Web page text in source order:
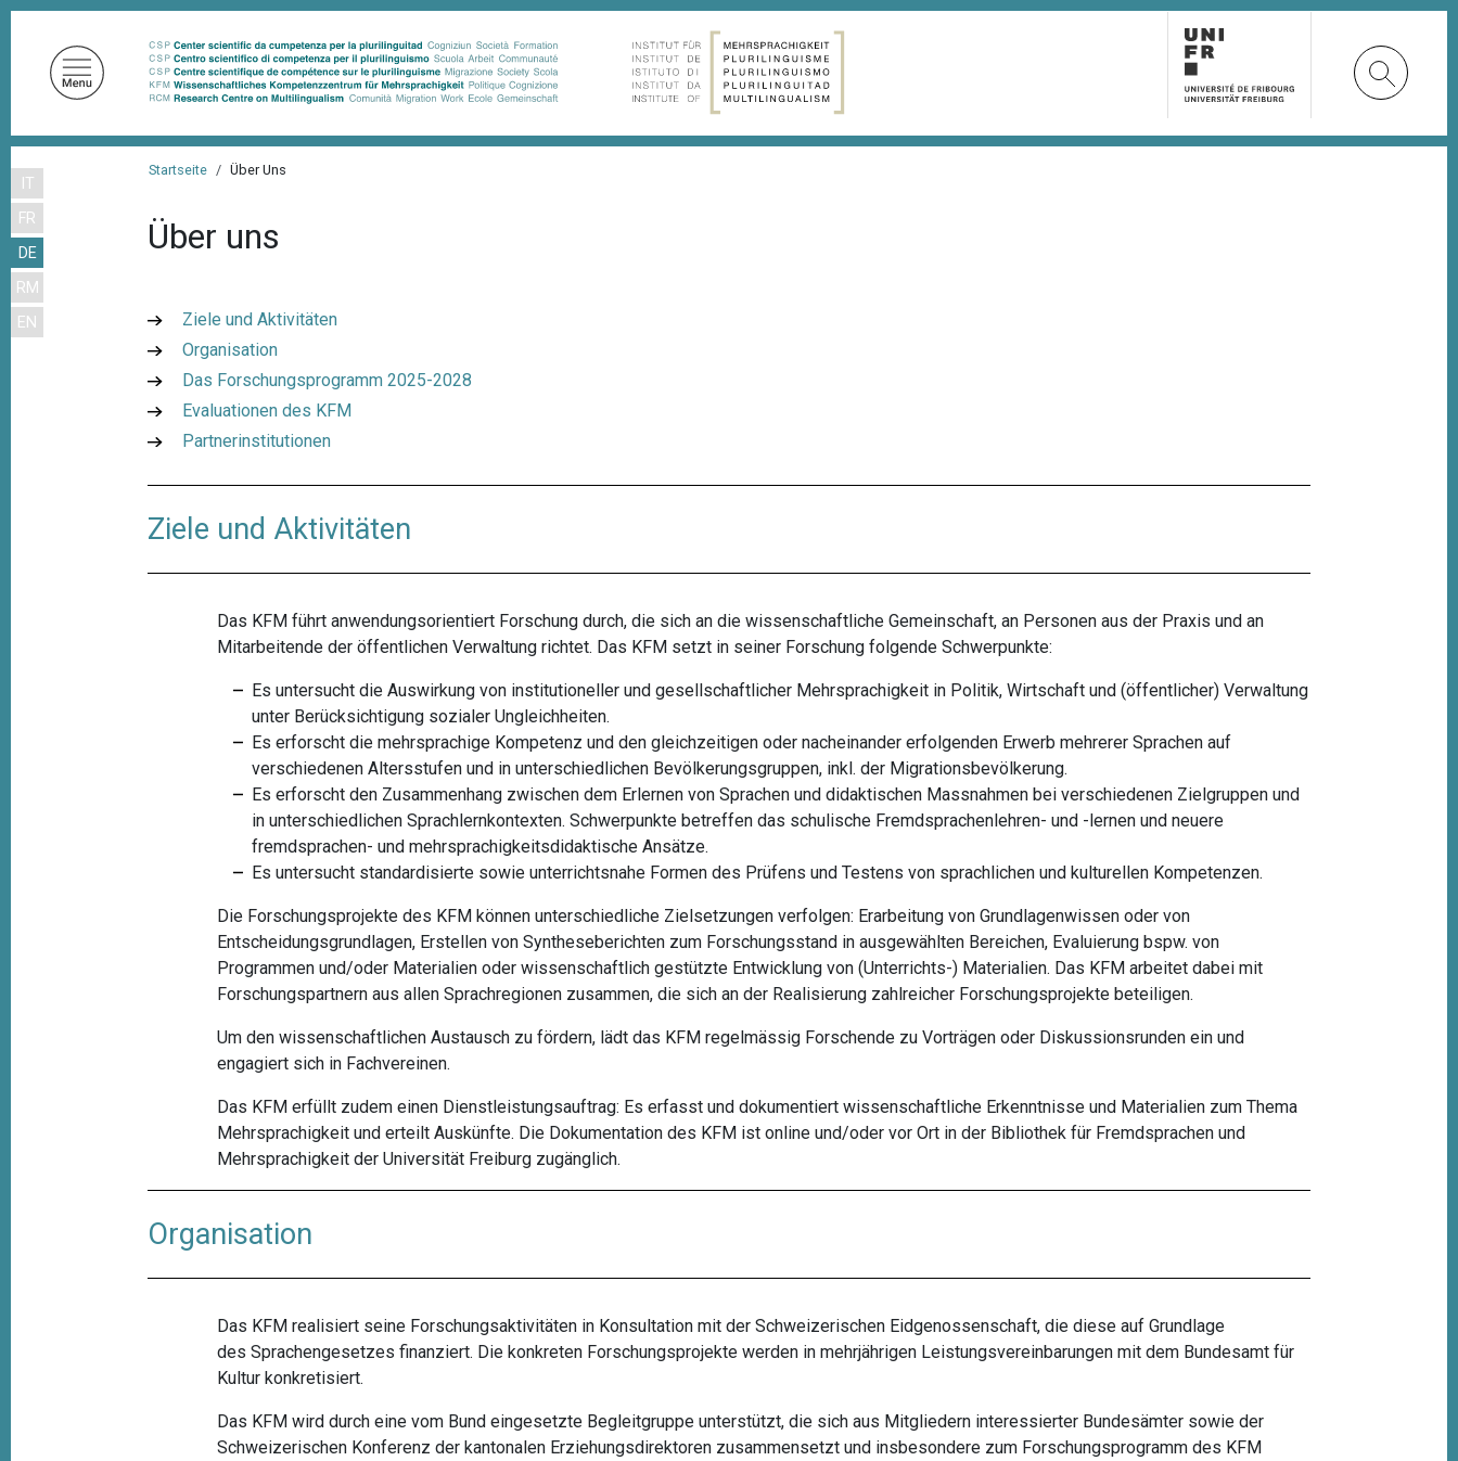
D
IT
FR
DE
RM
EN
Startseite Über Uns
Über uns
Ziele und Aktivitäten
Organisation
Das Forschungsprogramm 2025-2028
Evaluationen des KFM
Partnerinstitutionen
Ziele und Aktivitäten
Das KFM führt anwendungsorientiert Forschung durch, die sich an die wissenschaftliche Gemeinschaft, an Personen aus der Praxis und an
Mitarbeitende der öffentlichen Verwaltung richtet. Das KFM setzt in seiner Forschung folgende Schwerpunkte:
Es untersucht die Auswirkung von institutioneller und gesellschaftlicher Mehrsprachigkeit in Politik, Wirtschaft und (öffentlicher) Verwaltung
unter Berücksichtigung sozialer Ungleichheiten.
Es erforscht die mehrsprachige Kompetenz und den gleichzeitigen oder nacheinander erfolgenden Erwerb mehrerer Sprachen auf
verschiedenen Altersstufen und in unterschiedlichen Bevölkerungsgruppen, inkl. der Migrationsbevölkerung.
Es erforscht den Zusammenhang zwischen dem Erlernen von Sprachen und didaktischen Massnahmen bei verschiedenen Zielgruppen und
in unterschiedlichen Sprachlernkontexten. Schwerpunkte betreffen das schulische Fremdsprachenlehren- und -lernen und neuere
fremdsprachen- und mehrsprachigkeitsdidaktische Ansätze.
Es untersucht standardisierte sowie unterrichtsnahe Formen des Prüfens und Testens von sprachlichen und kulturellen Kompetenzen.
Die Forschungsprojekte des KFM können unterschiedliche Zielsetzungen verfolgen: Erarbeitung von Grundlagenwissen oder von
Entscheidungsgrundlagen, Erstellen von Syntheseberichten zum Forschungsstand in ausgewählten Bereichen, Evaluierung bspw. von
Programmen und/oder Materialien oder wissenschaftlich gestützte Entwicklung von (Unterrichts-) Materialien. Das KFM arbeitet dabei mit
Forschungspartnern aus allen Sprachregionen zusammen, die sich an der Realisierung zahlreicher Forschungsprojekte beteiligen.
Um den wissenschaftlichen Austausch zu fördern, lädt das KFM regelmässig Forschende zu Vorträgen oder Diskussionsrunden ein und
engagiert sich in Fachvereinen.
Das KFM erfüllt zudem einen Dienstleistungsauftrag: Es erfasst und dokumentiert wissenschaftliche Erkenntnisse und Materialien zum Thema
Mehrsprachigkeit und erteilt Auskünfte. Die Dokumentation des KFM istonline und/oder vor Ort in der Bibliothek für Fremdsprachen und
Mehrsprachigkeit der Universität Freiburg zugänglich.
Organisation
Das KFM realisiert seine Forschungsaktivitäten in Konsultation mit der Schweizerischen Eidgenossenschaft, die diese auf Grundlage
desSprachengesetzes finanziert. Die konkreten Forschungsprojekte werden in mehrjährigen Leistungsvereinbarungen mit dem Bundesamt für
Kultur konkretisiert.
Das KFM wird durch eine vom Bund eingesetzte Begleitgruppe unterstützt, die sich aus Mitgliedern interessierter Bundesämter sowie der
Schweizerischen Konferenz der kantonalen Erziehungsdirektoren zusammensetzt und insbesondere zum Forschungsprogramm des KFM